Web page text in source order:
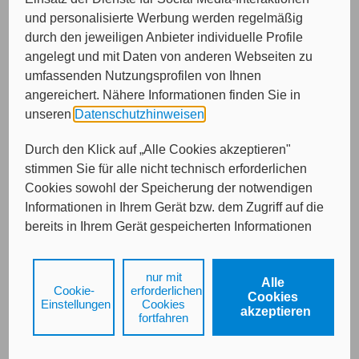
und personalisierte Werbung werden regelmäßig
durch den jeweiligen Anbieter individuelle Profile
angelegt und mit Daten von anderen Webseiten zu
umfassenden Nutzungsprofilen von Ihnen
angereichert. Nähere Informationen finden Sie in
unseren Datenschutzhinweisen
Durch den Klick auf „Alle Cookies akzeptieren"
stimmen Sie für alle nicht technisch erforderlichen
Cookies sowohl der Speicherung der notwendigen
Informationen in Ihrem Gerät bzw. dem Zugriff auf die
bereits in Ihrem Gerät gespeicherten Informationen
Ihrer Daten zu den angegebenen Zwecken in unseren
Datenschutzhinweisengemäß Art. 6 Abs. 1 lit. a
DSGVO zu.
Durch den Klick auf "nur mit erforderlichen Cookies
Alle
Cookies
akzeptieren
nur mit
erforderlichen
Cookies
fortfahren
Cookie-
Einstellungen
Von wem möchten Sie beraten werden?
Bitte treffen Sie eine Auswahl...